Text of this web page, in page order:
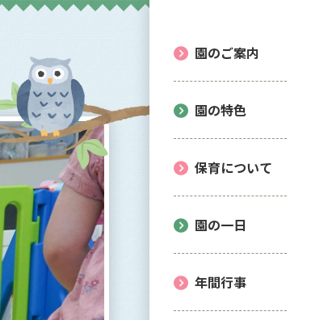
園のご案内
園の特色
保育について
園の一日
年間行事